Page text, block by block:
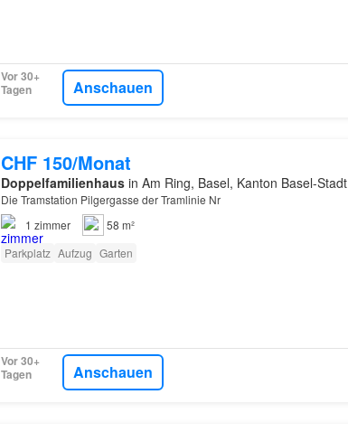
Vor 30+
Tagen
Anschauen
CHF 150/Monat
Doppelfamilienhausin Am Ring, Basel, Kanton Basel-Stadt
Die Tramstation Pilgergasse der Tramlinie Nr
1 zimmer
58 m²
Parkplatz Aufzug Garten
Vor 30+
Tagen
Anschauen